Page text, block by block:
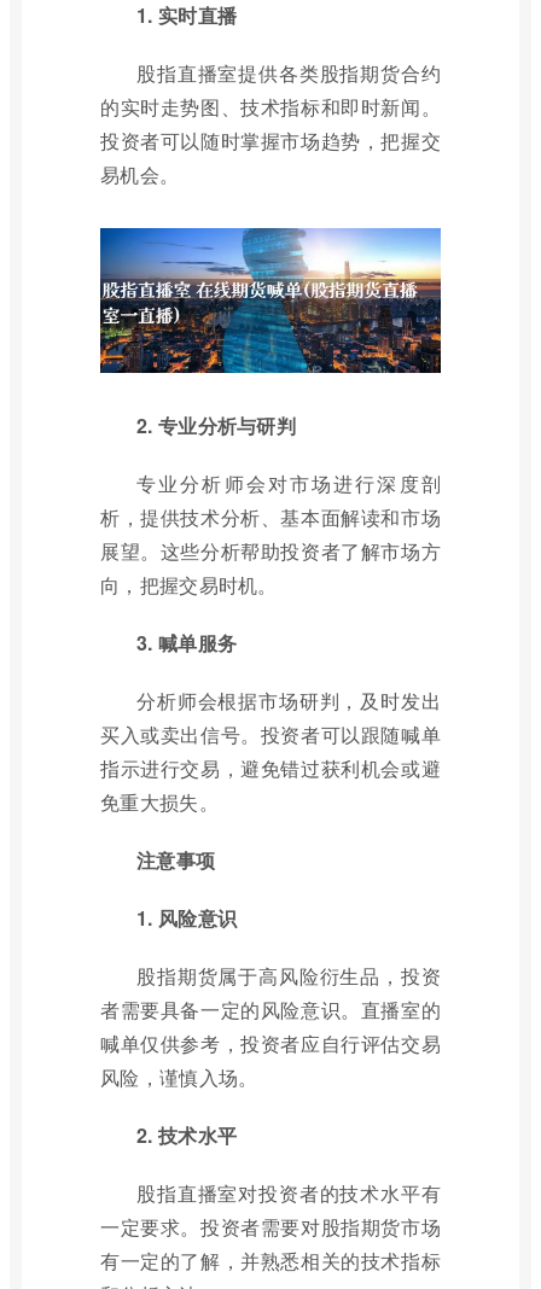
1. 实时直播
股指直播室提供各类股指期货合约
的实时走势图、技术指标和即时新闻。
投资者可以随时掌握市场趋势，把握交
易机会。
2. 专业分析与研判
专业分析师会对市场进行深度剖
析，提供技术分析、基本面解读和市场
展望。这些分析帮助投资者了解市场方
向，把握交易时机。
3. 喊单服务
分析师会根据市场研判，及时发出
买入或卖出信号。投资者可以跟随喊单
指示进行交易，避免错过获利机会或避
免重大损失。
注意事项
1. 风险意识
股指期货属于高风险衍生品，投资
者需要具备一定的风险意识。直播室的
喊单仅供参考，投资者应自行评估交易
风险，谨慎入场。
2. 技术水平
股指直播室对投资者的技术水平有
一定要求。投资者需要对股指期货市场
有一定的了解，并熟悉相关的技术指标